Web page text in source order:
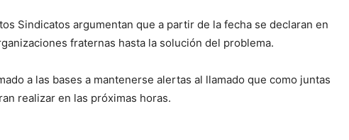
Sindicatos argumentan que a partir de la fecha se declaran en
fraternas hasta la solución del problema.
a las bases a mantenerse alertas al llamado que como juntas
realizar en las próximas horas.